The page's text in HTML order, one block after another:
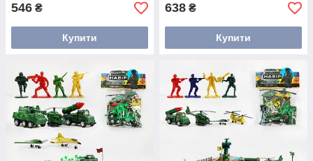
546 ₴
Купити
638 ₴
Купити